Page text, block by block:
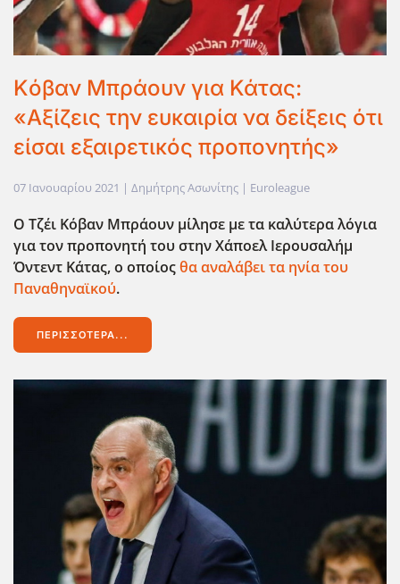
Kόβαν Μπράουν για Κάτας:
«Αξίζεις την ευκαιρία να δείξεις ότι
είσαι εξαιρετικός προπονητής»
07 Ιανουαρίου 2021 | Δημήτρης Ασωνίτης | Euroleague
Ο Τζέι Κόβαν Μπράουν μίλησε με τα καλύτερα λόγια
για τον προπονητή του στην Χάποελ Ιερουσαλήμ
Όντεντ Κάτας, ο οποίοςθα αναλάβει τα ηνία του
Παναθηναϊκού.
ΠΕΡΙΣΣΌΤΕΡΑ...